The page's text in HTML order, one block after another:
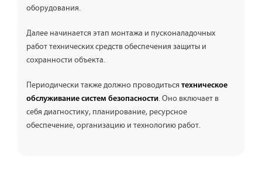
оборудования.
Далее начинается этап монтажа и пусконаладочных
работ технических средств обеспечения защиты и
сохранности объекта.
Периодически также должно проводиться техническое
обслуживание систем безопасности. Оно включает в
себя диагностику, планирование, ресурсное
обеспечение, организацию и технологию работ.